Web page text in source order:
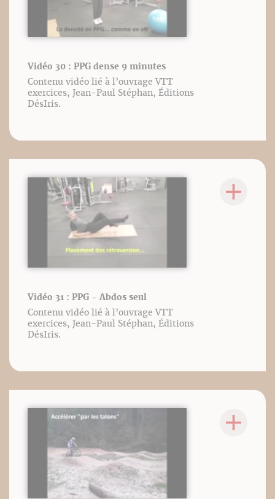
Vidéo 30 : PPG dense 9 minutes
Contenu vidéo lié à l’ouvrage VTT
exercices, Jean-Paul Stéphan, Éditions
DésIris.
Vidéo 31 : PPG - Abdos seul
Contenu vidéo lié à l’ouvrage VTT
exercices, Jean-Paul Stéphan, Éditions
DésIris.